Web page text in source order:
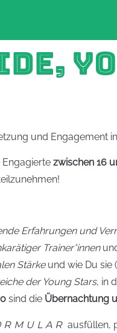
und Engagement
zwischen 16
Erfahrungen und
Trainer*innen
Stärkeund wie Du sie
der Young Stars, in
sind die Übernachtung
ausfüllen,